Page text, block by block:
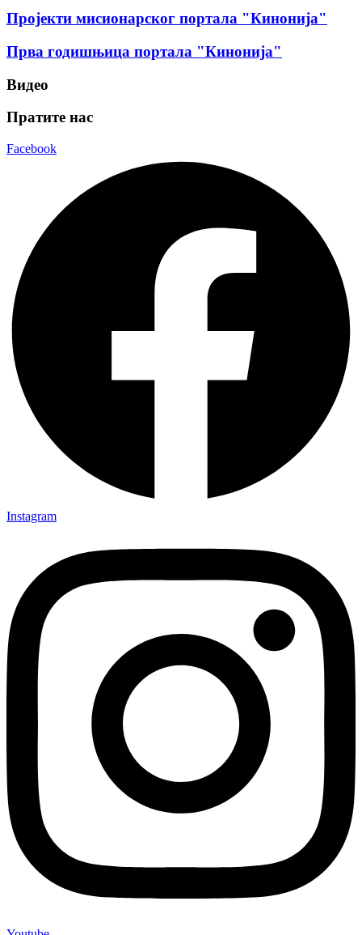
Пројекти мисионарског портала "Кинонија"
Прва годишњица портала "Кинонија"
Видео
Пратите нас
Facebook
Instagram